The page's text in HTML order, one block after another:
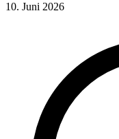
10. Juni 2026